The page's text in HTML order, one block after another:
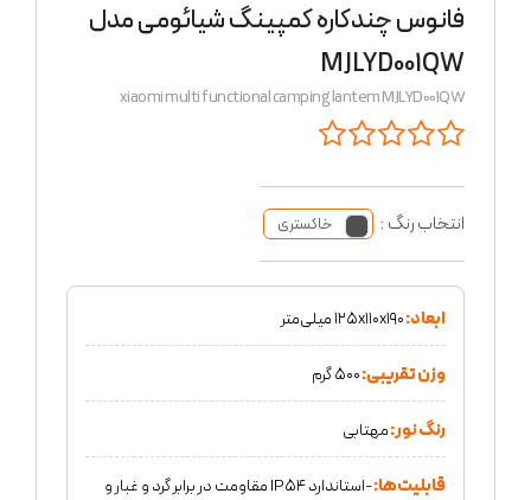
فانوس چندکاره کمپینگ شیائومی مدل
MJLYD001QW
xiaomi multi functional camping lantem MJLYD001QW
انتخاب رنگ : خاکستری
ابعاد:۱۲۵x۱۱۰x۱۹۰ میلی‌متر
وزن تقریبی:۵۰۰ گرم
رنگ نور:مهتابی
قابلیت‌ها:
-استاندارد IP۵۴ مقاومت در برابر گرد و غبار و